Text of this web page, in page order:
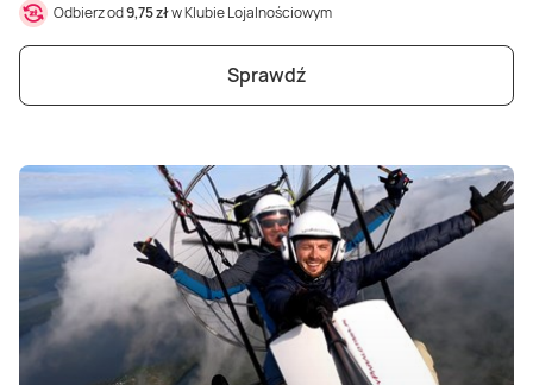
Odbierz od9,75 złw Klubie Lojalnościowym
Sprawdź